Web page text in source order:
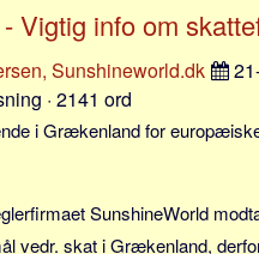
Vigtig info om
Sunshineworld.dk
· 2141 ord
i Grækenland for
SunshineWorld
vedr. skat i Grækenland,